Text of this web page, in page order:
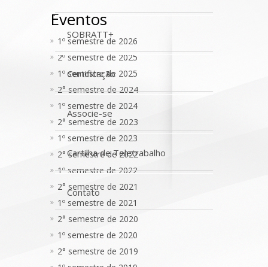
SOBRATT+
Certificação
Associe-se
Cartilha de Teletrabalho
Contato
Eventos
1º semestre de 2026
2º semestre de 2025
1º semestre de 2025
2° semestre de 2024
1º semestre de 2024
2° semestre de 2023
1º semestre de 2023
2° semestre de 2022
1º semestre de 2022
2° semestre de 2021
1º semestre de 2021
2° semestre de 2020
1º semestre de 2020
2° semestre de 2019